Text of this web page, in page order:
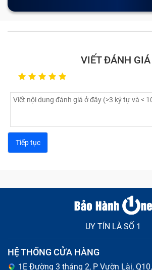
VIẾT ĐÁNH GIÁ
UY TÍN LÀ SỐ 1
HỆ THỐNG CỬA HÀNG
1E Đường 3 tháng 2, P Vườn Lài,